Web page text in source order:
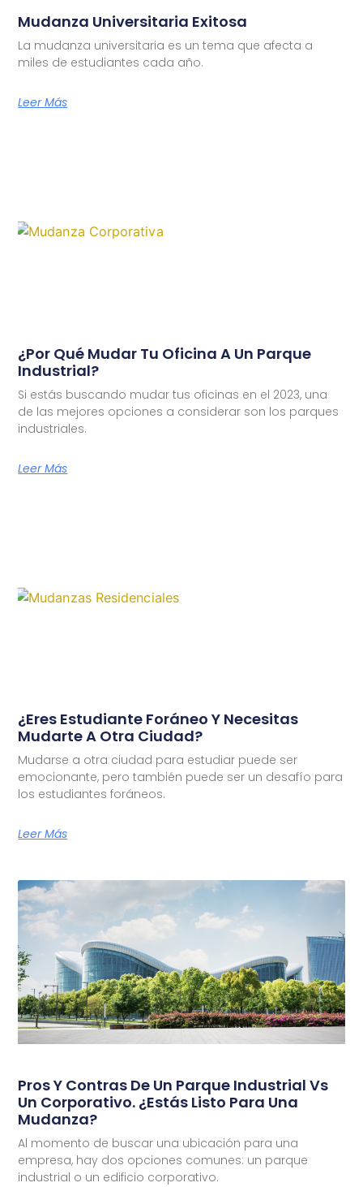
Mudanza Universitaria Exitosa
La mudanza universitaria es un tema que afecta a
miles de estudiantes cada año.
Leer Más
¿Por Qué Mudar Tu Oficina A Un Parque
Industrial?
Si estás buscando mudar tus oficinas en el 2023, una
de las mejores opciones a considerar son los parques
industriales.
Leer Más
¿Eres Estudiante Foráneo Y Necesitas
Mudarte A Otra Ciudad?
Mudarse a otra ciudad para estudiar puede ser
emocionante, pero también puede ser un desafío para
los estudiantes foráneos.
Leer Más
Pros Y Contras De Un Parque Industrial Vs
Un Corporativo. ¿Estás Listo Para Una
Mudanza?
Al momento de buscar una ubicación para una
empresa, hay dos opciones comunes: un parque
industrial o un edificio corporativo.